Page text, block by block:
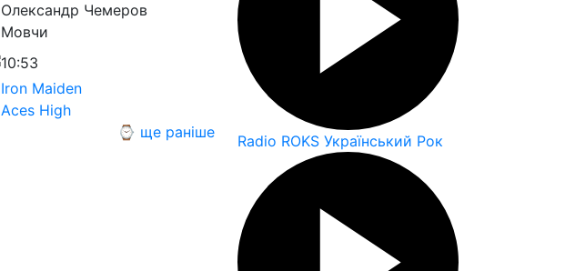
Олександр Чемеров
Мовчи
10:53
Iron Maiden
Aces High
⌚ ще раніше
Radio ROKS Український Рок